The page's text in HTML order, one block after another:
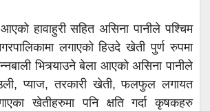
हावाहुरी सहित असिना पानीले पश्चिम
लगाएको हिउदे खेती पुर्ण रुपमा
भित्र्याउने बेला आएको असिना पानीले
प्याज, तरकारी खेती, फलफुल लगायत
खेतीहरुमा पनि क्षति गर्दा कृषकहरु